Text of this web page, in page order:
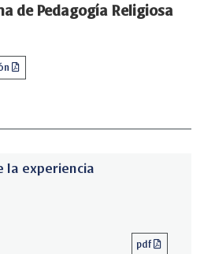
de Pedagogía Religiosa
la experiencia
pdf